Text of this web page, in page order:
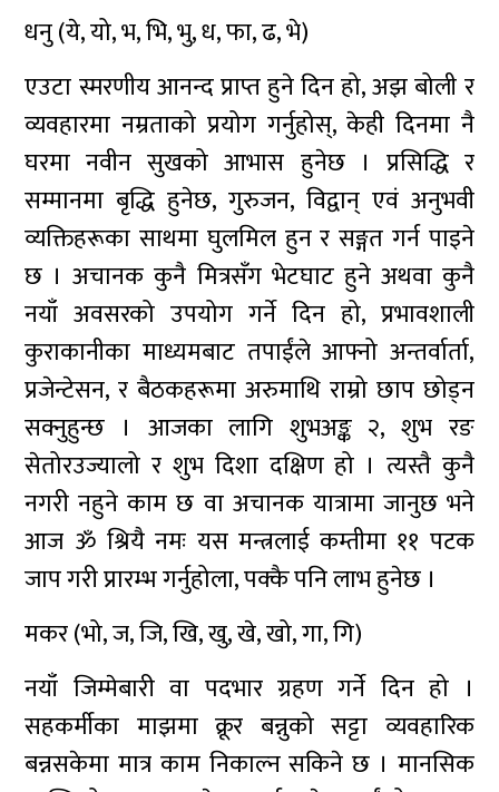
धनु (ये, यो, भ, भि, भु, ध, फा, ढ, भे)
एउटा स्मरणीय आनन्द प्राप्त हुने दिन हो, अझ बोली र
व्यवहारमा नम्रताको प्रयोग गर्नुहोस्, केही दिनमा नै
घरमा नवीन सुखको आभास हुनेछ । प्रसिद्धि र
सम्मानमा बृद्धि हुनेछ, गुरुजन, विद्वान् एवं अनुभवी
व्यक्तिहरूका साथमा घुलमिल हुन र सङ्गत गर्न पाइने
छ । अचानक कुनै मित्रसँग भेटघाट हुने अथवा कुनै
नयाँ अवसरको उपयोग गर्ने दिन हो, प्रभावशाली
कुराकानीका माध्यमबाट तपाईंले आफ्नो अन्तर्वार्ता,
प्रजेन्टेसन, र बैठकहरूमा अरुमाथि राम्रो छाप छोड्न
सक्नुहुन्छ । आजका लागि शुभअङ्क २, शुभ रङ
सेतोरउज्यालो र शुभ दिशा दक्षिण हो । त्यस्तै कुनै
नगरी नहुने काम छ वा अचानक यात्रामा जानुछ भने
आज ॐ श्रियै नमः यस मन्त्रलाई कम्तीमा ११ पटक
जाप गरी प्रारम्भ गर्नुहोला, पक्कै पनि लाभ हुनेछ ।
मकर (भो, ज, जि, खि, खु, खे, खो, गा, गि)
नयाँ जिम्मेबारी वा पदभार ग्रहण गर्ने दिन हो ।
सहकर्मीका माझमा क्रूर बन्नुको सट्टा व्यवहारिक
बन्नसकेमा मात्र काम निकाल्न सकिने छ । मानसिक